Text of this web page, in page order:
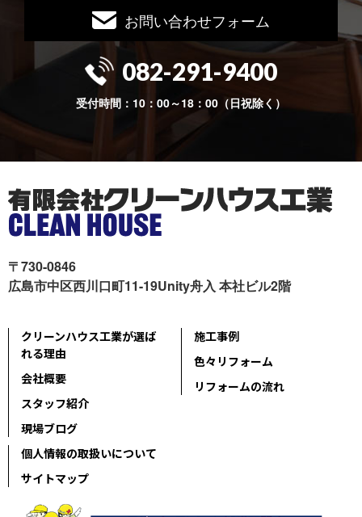
お問い合わせフォーム
082-291-9400
受付時間：10：00～18：00（日祝除く）
〒730-0846
広島市中区西川口町11-19Unity舟入 本社ビル2階
クリーンハウス工業が選ば
れる理由
会社概要
スタッフ紹介
現場ブログ
施工事例
色々リフォーム
リフォームの流れ
個人情報の取扱いについて
サイトマップ